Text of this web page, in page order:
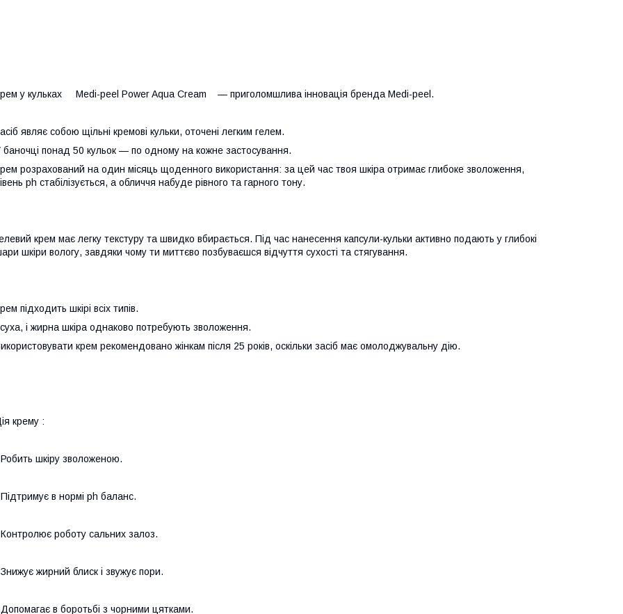
у кульках Medi-peel Power Aqua Cream — приголомшлива інновація бренда Medi-peel.
являє собою щільні кремові кульки, оточені легким гелем.
баночці понад 50 кульок — по одному на кожне застосування.
розрахований на один місяць щоденного використання: за цей час твоя шкіра отримає глибоке зволоження,
ph стабілізується, а обличчя набуде рівного та гарного тону.
крем має легку текстуру та швидко вбирається. Під час нанесення капсули-кульки активно подають у глибокі
шкіри вологу, завдяки чому ти миттєво позбуваєшся відчуття сухості та стягування.
підходить шкірі всіх типів.
суха, і жирна шкіра однаково потребують зволоження.
крем рекомендовано жінкам після 25 років, оскільки засіб має омолоджувальну дію.
крему :
шкіру зволоженою.
в нормі ph баланс.
роботу сальних залоз.
жирний блиск і звужує пори.
в боротьбі з чорними цятками.